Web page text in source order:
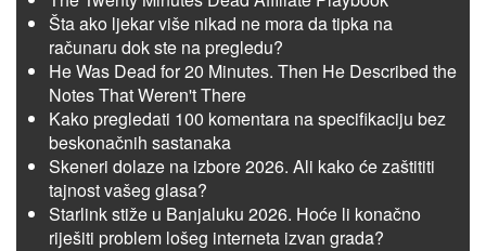
Šta ako ljekar više nikad ne mora da tipka na
računaru dok ste na pregledu?
He Was Dead for 20 Minutes. Then He Described the
Notes That Weren't There
Kako pregledati 100 komentara na specifikaciju bez
beskonačnih sastanaka
Skeneri dolaze na izbore 2026. Ali kako će zaštititi
tajnost vašeg glasa?
Starlink stiže u Banjaluku 2026. Hoće li konačno
riješiti problem lošeg interneta izvan grada?